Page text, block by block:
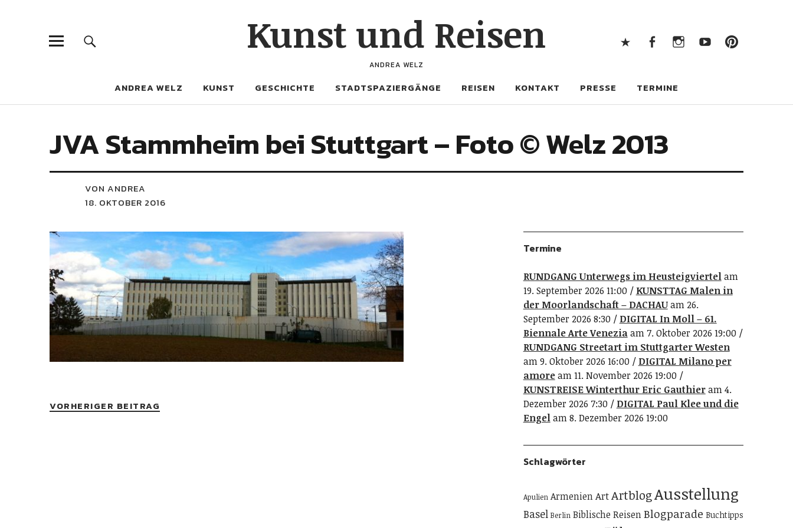
Kunst und Reisen
ANDREA WELZ
ANDREA WELZ KUNST GESCHICHTE STADTSPAZIERGÄNGE REISEN KONTAKT PRESSE TERMINE
JVA Stammheim bei Stuttgart – Foto © Welz 2013
VON ANDREA
18. OKTOBER 2016
VORHERIGER BEITRAG
Termine
RUNDGANG Unterwegs im Heusteigviertelam
19. September 2026 11:00
KUNSTTAG Malen in
der Moorlandschaft – DACHAUam 26.
September 2026 8:30
DIGITAL In Moll – 61.
Biennale Arte Veneziaam 7. Oktober 2026 19:00
RUNDGANG Streetart im Stuttgarter Westen
am 9. Oktober 2026 16:00
DIGITAL Milano per
amoream 11. November 2026 19:00
KUNSTREISE Winterthur Eric Gauthieram 4.
Dezember 2026 7:30
DIGITAL Paul Klee und die
Engelam 8. Dezember 2026 19:00
Schlagwörter
Apulien ArmenienArtArtblogAusstellung
Basel Berlin Biblische ReisenBlogparade Buchtipps